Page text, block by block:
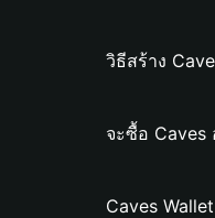
วิธีสร้าง
จะซื้อ Caves
Caves